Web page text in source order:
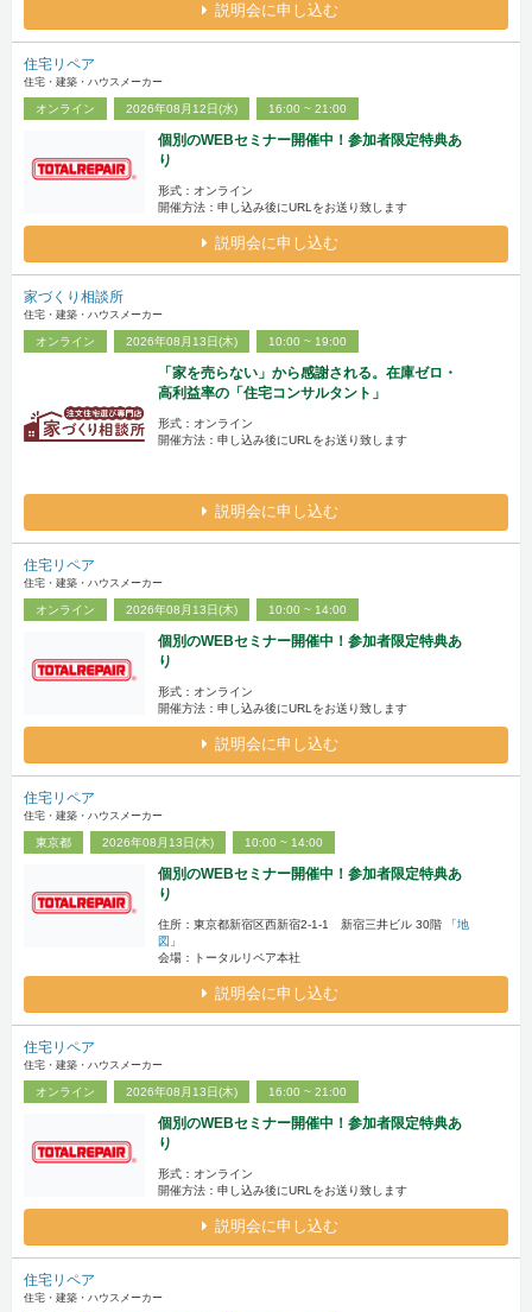
説明会に申し込む
住宅リペア
住宅・建築・ハウスメーカー
オンライン 2026年08月12日(水) 16:00 ~ 21:00
個別のWEBセミナー開催中！参加者限定特典あ
り
形式：オンライン
開催方法：申し込み後にURLをお送り致します
説明会に申し込む
家づくり相談所
住宅・建築・ハウスメーカー
オンライン 2026年08月13日(木) 10:00 ~ 19:00
「家を売らない」から感謝される。在庫ゼロ・
高利益率の「住宅コンサルタント」
形式：オンライン
開催方法：申し込み後にURLをお送り致します
説明会に申し込む
住宅リペア
住宅・建築・ハウスメーカー
オンライン 2026年08月13日(木) 10:00 ~ 14:00
個別のWEBセミナー開催中！参加者限定特典あ
り
形式：オンライン
開催方法：申し込み後にURLをお送り致します
説明会に申し込む
住宅リペア
住宅・建築・ハウスメーカー
東京都 2026年08月13日(木) 10:00 ~ 14:00
個別のWEBセミナー開催中！参加者限定特典あ
り
住所：東京都新宿区西新宿2-1-1 新宿三井ビル 30階 「地
図 」
会場：トータルリペア本社
説明会に申し込む
住宅リペア
住宅・建築・ハウスメーカー
オンライン 2026年08月13日(木) 16:00 ~ 21:00
個別のWEBセミナー開催中！参加者限定特典あ
り
形式：オンライン
開催方法：申し込み後にURLをお送り致します
説明会に申し込む
住宅リペア
住宅・建築・ハウスメーカー